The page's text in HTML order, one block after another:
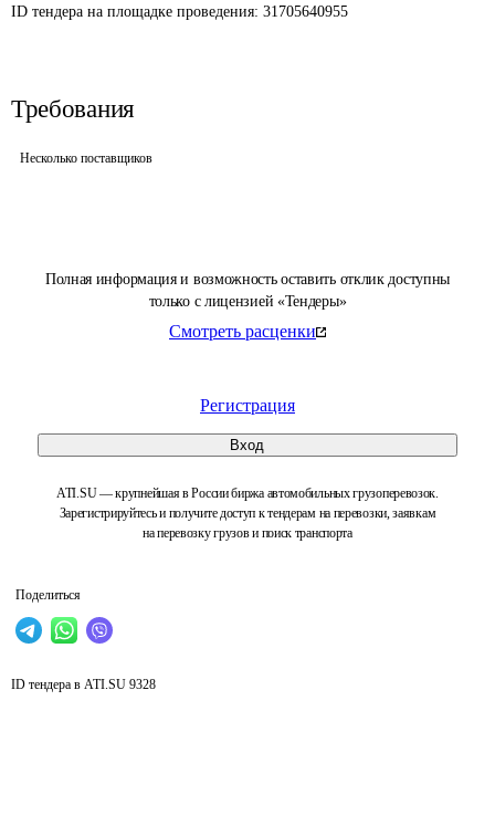
Полная информация и возможность оставить отклик доступны
только с лицензией «Тендеры»
Смотреть расценки
Регистрация
Вход
ATI.SU — крупнейшая в России биржа автомобильных грузоперевозок.
Зарегистрируйтесь и получите доступ к тендерам на перевозки, заявкам
на перевозку грузов и поиск транспорта
Поделиться
ID тендера на площадке проведения: 31705640955
Требования
Несколько поставщиков
ID тендера в ATI.SU 9328